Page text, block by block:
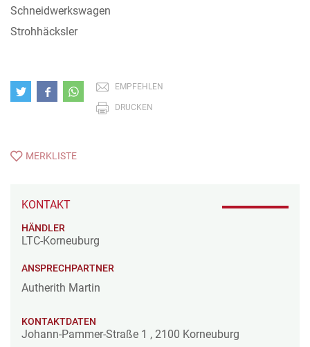
Schneidwerkswagen
Strohhäcksler
EMPFEHLEN
DRUCKEN
MERKLISTE
KONTAKT
HÄNDLER
LTC-Korneuburg
ANSPRECHPARTNER
Autherith Martin
KONTAKTDATEN
Johann-Pammer-Straße 1 , 2100 Korneuburg